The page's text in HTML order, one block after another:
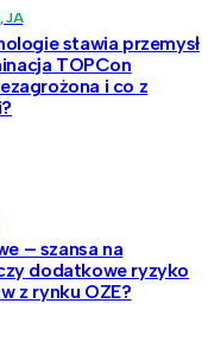
JA
stawia przemysł
TOPCon
i co z
– szansa na
dodatkowe ryzyko
z rynku OZE?